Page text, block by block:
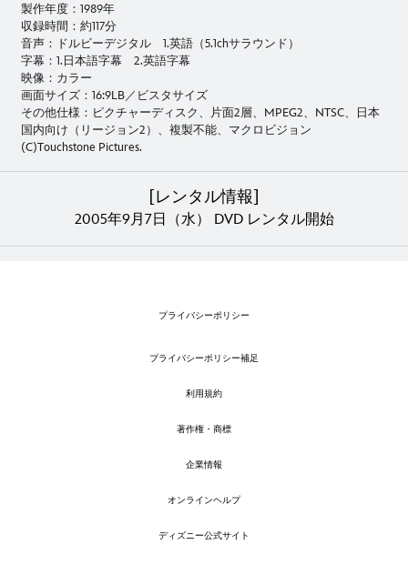
製作年度：1989年
収録時間：約117分
音声：ドルビーデジタル 1.英語（5.1chサラウンド）
字幕：1.日本語字幕 2.英語字幕
映像：カラー
画面サイズ：16:9LB／ビスタサイズ
その他仕様：ピクチャーディスク、片面2層、MPEG2、NTSC、日本
国内向け（リージョン2）、複製不能、マクロビジョン
(C)Touchstone Pictures.
[レンタル情報]
2005年9月7日（水） DVD レンタル開始
プライバシーポリシー
プライバシーポリシー補足
利用規約
著作権・商標
企業情報
オンラインヘルプ
ディズニー公式サイト